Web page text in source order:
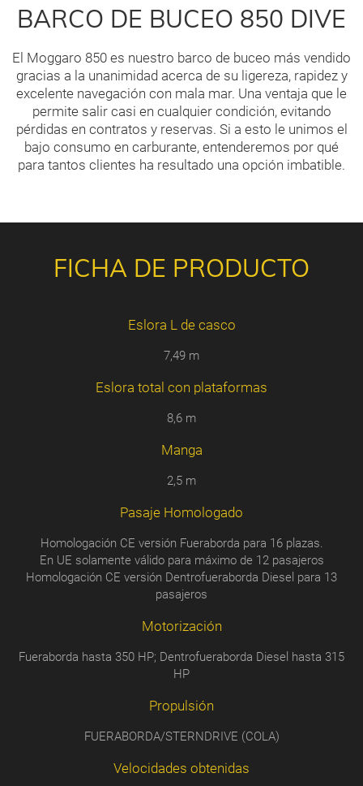
BARCO DE BUCEO 850 DIVE
El Moggaro 850 es nuestro barco de buceo más vendido
gracias a la unanimidad acerca de su ligereza, rapidez y
excelente navegación con mala mar. Una ventaja que le
permite salir casi en cualquier condición, evitando
pérdidas en contratos y reservas. Si a esto le unimos el
bajo consumo en carburante, entenderemos por qué
para tantos clientes ha resultado una opción imbatible.
FICHA DE PRODUCTO
Eslora L de casco
7,49 m
Eslora total con plataformas
8,6 m
Manga
2,5 m
Pasaje Homologado
Homologación CE versión Fueraborda para 16 plazas.
En UE solamente válido para máximo de 12 pasajeros
Homologación CE versión Dentrofueraborda Diesel para 13
pasajeros
Motorización
Fueraborda hasta 350 HP; Dentrofueraborda Diesel hasta 315
HP
Propulsión
FUERABORDA/STERNDRIVE (COLA)
Velocidades obtenidas